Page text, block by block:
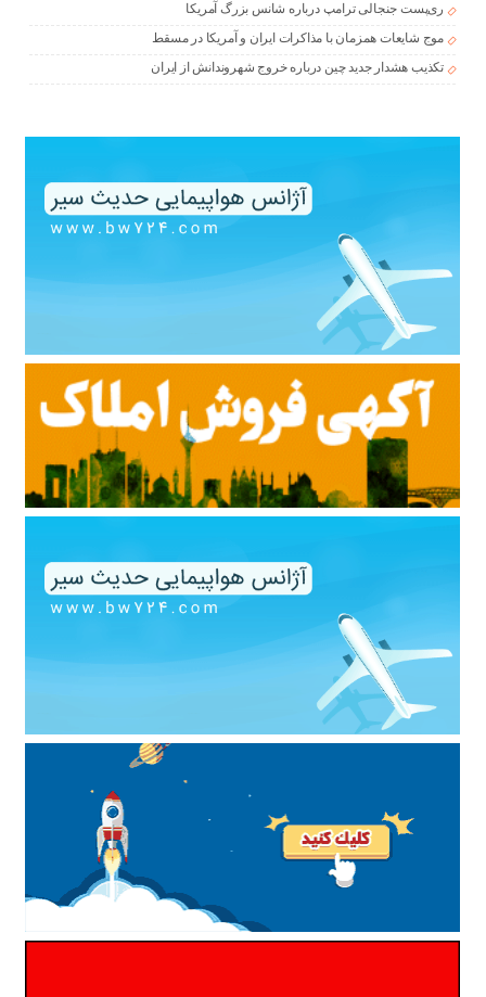
ری‌پست جنجالی ترامپ درباره شانس بزرگ آمریکا
موج شایعات همزمان با مذاکرات ایران و آمریکا در مسقط
تکذیب هشدار جدید چین درباره خروج شهروندانش از ایران